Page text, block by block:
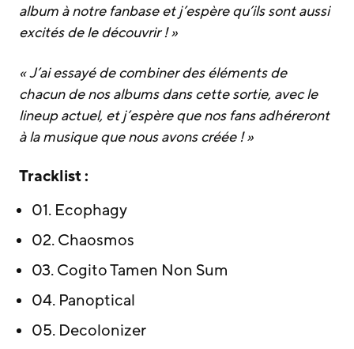
album à notre fanbase et j’espère qu’ils sont aussi
excités de le découvrir ! »
« J’ai essayé de combiner des éléments de
chacun de nos albums dans cette sortie, avec le
lineup actuel, et j’espère que nos fans adhéreront
à la musique que nous avons créée ! »
Tracklist :
01. Ecophagy
02. Chaosmos
03. Cogito Tamen Non Sum
04. Panoptical
05. Decolonizer